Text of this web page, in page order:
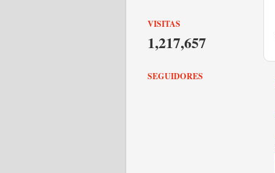
VISITAS
1,217,657
SEGUIDORES